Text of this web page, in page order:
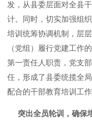
发，从县委层面对全县
计。同时，切实加强组
培训统筹协调机制，层
（党组）履行党建工作
第一责任人职责，党支
任，形成了县委统揽全
配合的干部教育培训工作
突出全员轮训，确保